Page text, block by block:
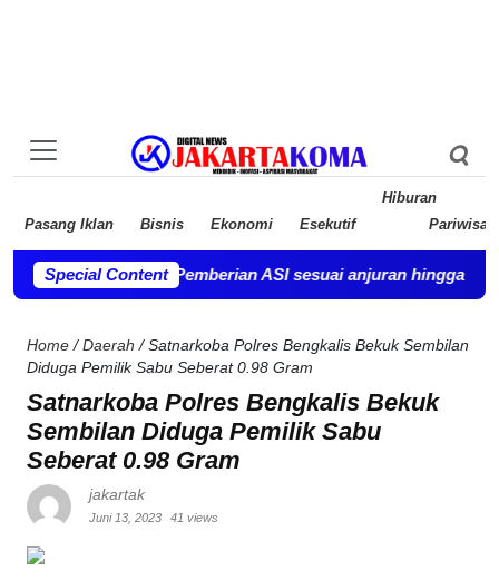
Pasang Iklan Bisnis Ekonomi Esekutif
Hiburan
Pariwisata
Special Content
- Pemberian ASI sesuai anjuran hingga usia dua
Home / Daerah / Satnarkoba Polres Bengkalis Bekuk Sembilan
Diduga Pemilik Sabu Seberat 0.98 Gram
Satnarkoba Polres Bengkalis Bekuk
Sembilan Diduga Pemilik Sabu
Seberat 0.98 Gram
jakartak
Juni 13, 2023 41 views